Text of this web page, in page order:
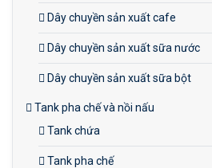
Dây chuyền sản xuất cafe
Dây chuyền sản xuất sữa nước
Dây chuyền sản xuất sữa bột
Tank pha chế và nồi nấu
Tank chứa
Tank pha chế